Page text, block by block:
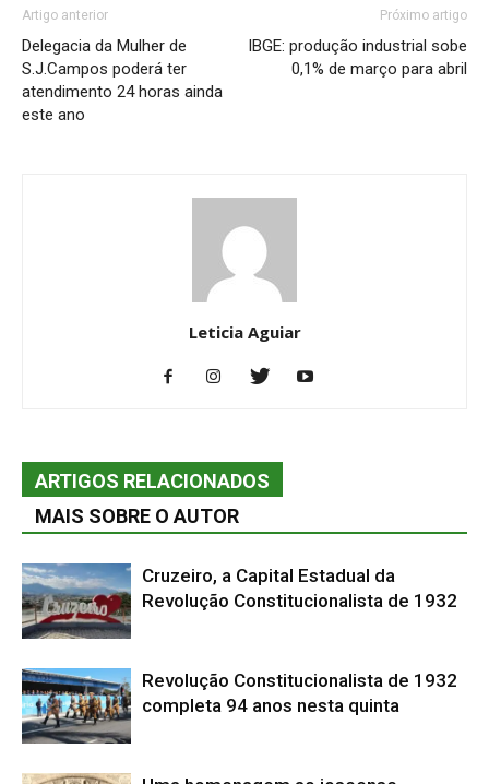
Artigo anterior
Delegacia da Mulher de
S.J.Campos poderá ter
atendimento 24 horas ainda
este ano
Próximo artigo
IBGE: produção industrial sobe
0,1% de março para abril
Leticia Aguiar
ARTIGOS RELACIONADOS
MAIS SOBRE O AUTOR
Cruzeiro, a Capital Estadual da
Revolução Constitucionalista de 1932
Revolução Constitucionalista de 1932
completa 94 anos nesta quinta